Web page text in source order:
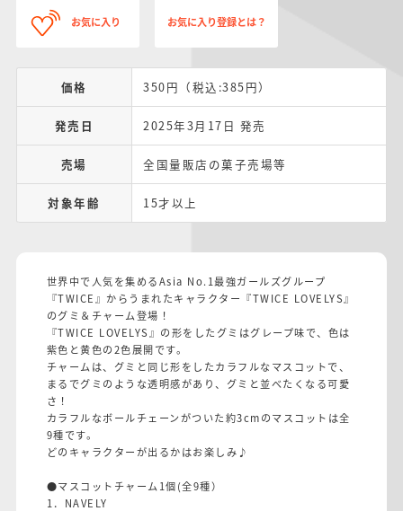
お気に入り お気に入り登録とは？
価格 350円（税込:385円）
発売日 2025年3月17日 発売
売場 全国量販店の菓子売場等
対象年齢 15才以上
世界中で人気を集めるAsia No.1最強ガールズグループ
『TWICE』からうまれたキャラクター『TWICE LOVELYS』
のグミ＆チャーム登場！
『TWICE LOVELYS』の形をしたグミはグレープ味で、色は
紫色と黄色の2色展開です。
チャームは、グミと同じ形をしたカラフルなマスコットで、
まるでグミのような透明感があり、グミと並べたくなる可愛
さ！
カラフルなボールチェーンがついた約3cmのマスコットは全
9種です。
どのキャラクターが出るかはお楽しみ♪
●マスコットチャーム1個(全9種）
1．NAVELY